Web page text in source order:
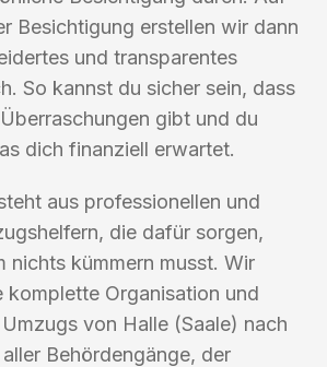
Besichtigung erstellen wir dann
und transparentes
So kannst du sicher sein, dass
gibt und du
dich finanziell erwartet.
aus professionellen und
die dafür sorgen,
nichts kümmern musst. Wir
komplette Organisation und
von Halle (Saale) nach
Behördengänge, der